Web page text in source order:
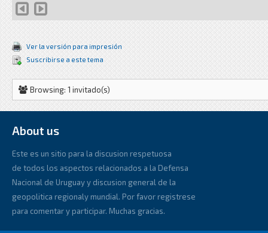
Ver la versión para impresión
Suscribirse a este tema
Browsing: 1 invitado(s)
About us
Este es un sitio para la discusion respetuosa
de todos los aspectos relacionados a la Defensa
Nacional de Uruguay y discusion general de la
geopolitica regionaly mundial. Por favor registrese
para comentar y participar. Muchas gracias.